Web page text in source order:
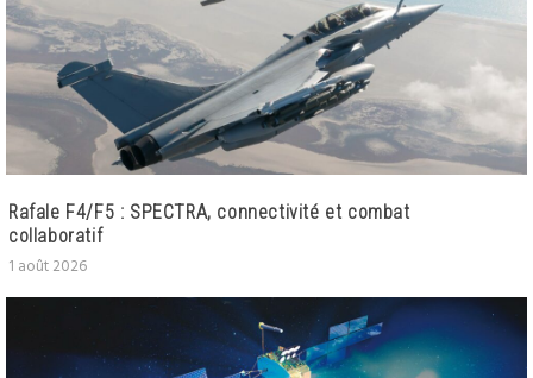
Rafale F4/F5 : SPECTRA, connectivité et combat
collaboratif
1 août 2026